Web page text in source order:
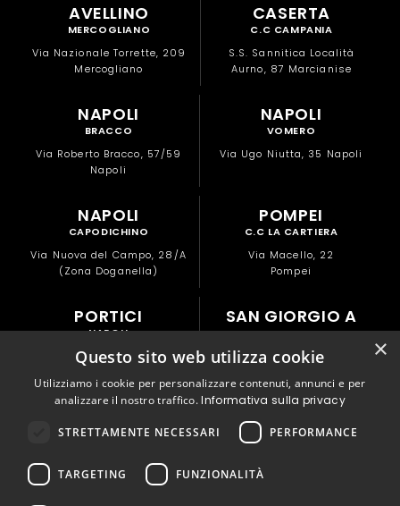
AVELLINO
MERCOGLIANO
Via Nazionale Torrette, 209
Mercogliano
CASERTA
C.C CAMPANIA
S.S. Sannitica Località
Aurno, 87 Marcianise
NAPOLI
BRACCO
Via Roberto Bracco, 57/59
Napoli
NAPOLI
VOMERO
Via Ugo Niutta, 35 Napoli
NAPOLI
CAPODICHINO
Via Nuova del Campo, 28/A
(Zona Doganella)
POMPEI
C.C LA CARTIERA
Via Macello, 22
Pompei
PORTICI
NAPOLI
Via Libertà, 82
SAN GIORGIO A
CREMANO
NAPOLI
Via Alessandro Manzoni, 177
San Giorgio a Cremano
© Copyright 2026 DNA S.r.L. – P.IVA: 07050600480 | Tutti i diritti riservati
Design byav communication.it
×
Questo sito web utilizza cookie
Utilizziamo i cookie per personalizzare contenuti, annunci e per
analizzare il nostro traffico.Informativa sulla privacy
STRETTAMENTE NECESSARI PERFORMANCE
TARGETING FUNZIONALITÀ